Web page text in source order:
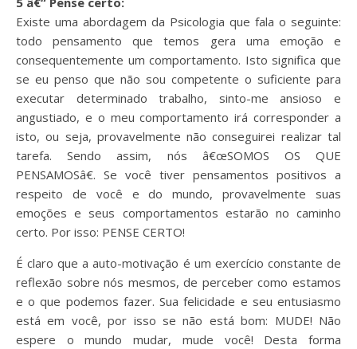
Existe uma abordagem da Psicologia que fala o seguinte:
todo pensamento que temos gera uma emoção e
consequentemente um comportamento. Isto significa que
se eu penso que não sou competente o suficiente para
executar determinado trabalho, sinto-me ansioso e
angustiado, e o meu comportamento irá corresponder a
isto, ou seja, provavelmente não conseguirei realizar tal
tarefa. Sendo assim, nós â€œSOMOS OS QUE
PENSAMOSâ€. Se você tiver pensamentos positivos a
respeito de você e do mundo, provavelmente suas
emoções e seus comportamentos estarão no caminho
certo. Por isso: PENSE CERTO!
É claro que a auto-motivação é um exercício constante de
reflexão sobre nós mesmos, de perceber como estamos
e o que podemos fazer. Sua felicidade e seu entusiasmo
está em você, por isso se não está bom: MUDE! Não
espere o mundo mudar, mude você! Desta forma